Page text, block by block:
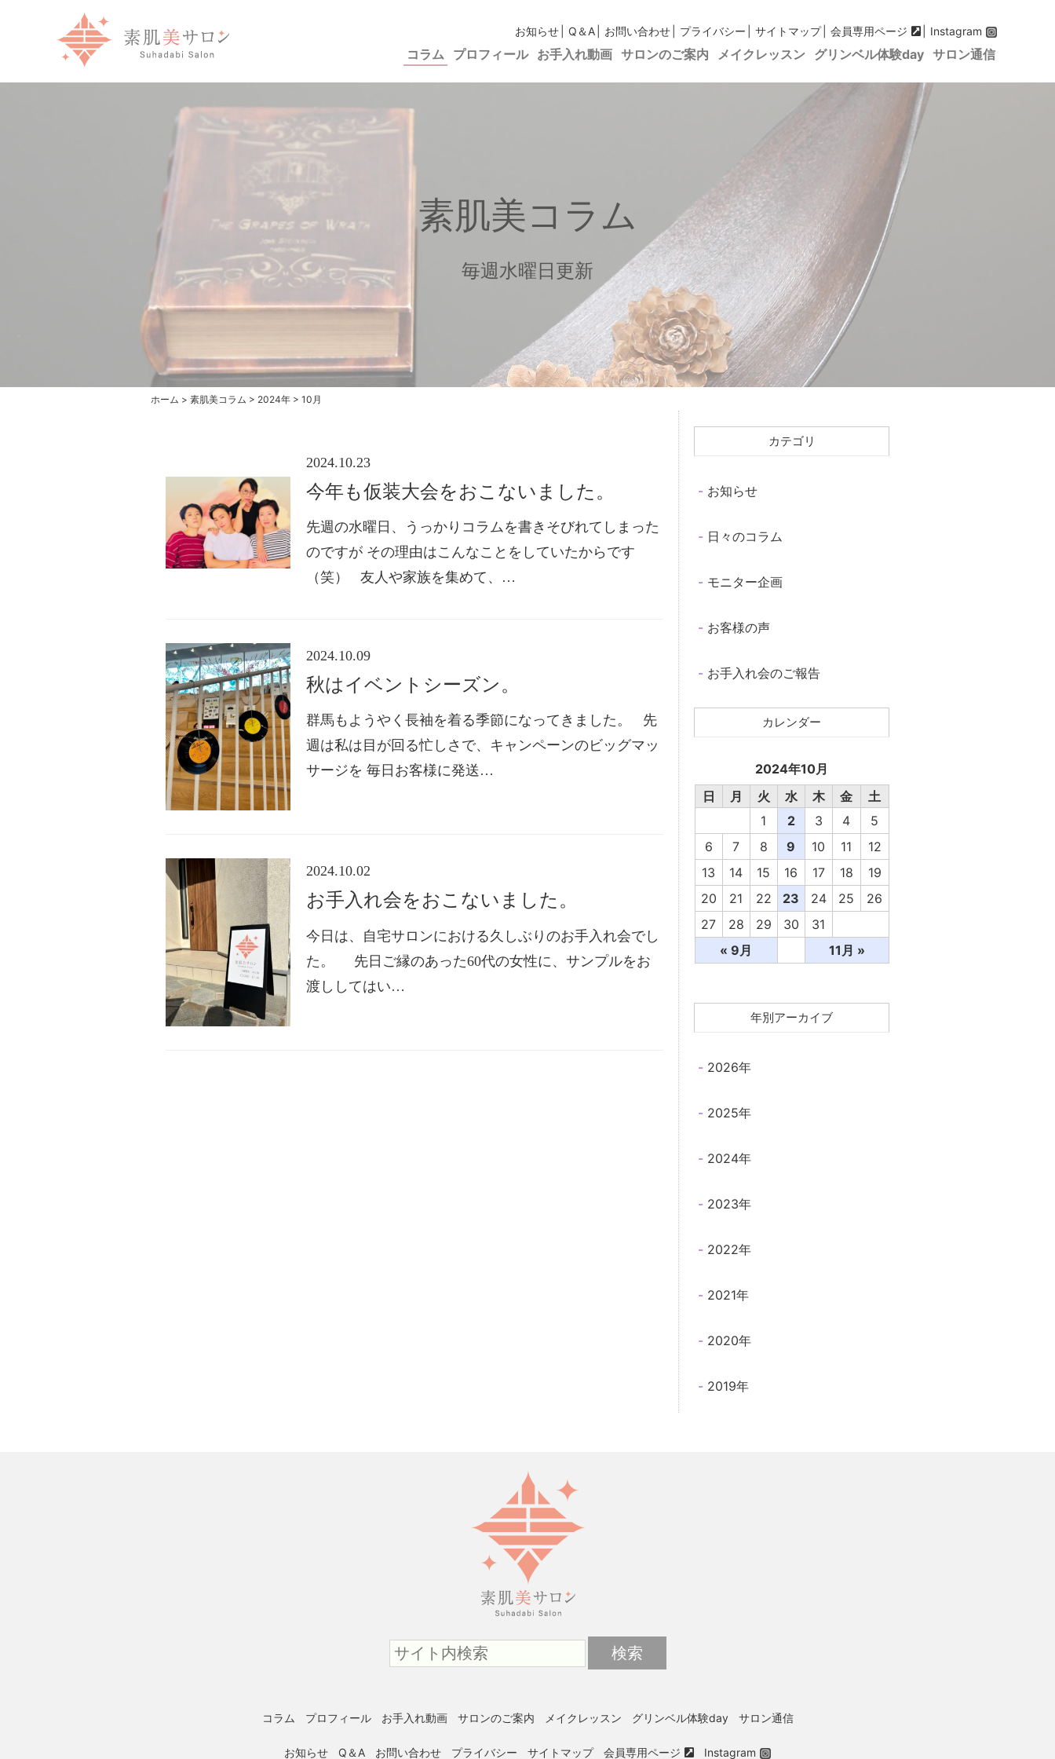
お知らせ Q＆A お問い合わせ プライバシー サイトマップ 会員専用ページ Instagram
コラム プロフィール お手入れ動画 サロンのご案内 メイクレッスン グリンベル体験day サロン通信
素肌美コラム
毎週水曜日更新
ホーム > 素肌美コラム > 2024年 > 10月
2024.10.23
今年も仮装大会をおこないました。
先週の水曜日、うっかりコラムを書きそびれてしまった
のですが その理由はこんなことをしていたからです
（笑） 友人や家族を集めて、…
2024.10.09
秋はイベントシーズン。
群馬もようやく長袖を着る季節になってきました。 先
週は私は目が回る忙しさで、キャンペーンのビッグマッ
サージを 毎日お客様に発送…
2024.10.02
お手入れ会をおこないました。
今日は、自宅サロンにおける久しぶりのお手入れ会でし
た。 先日ご縁のあった60代の女性に、サンプルをお
渡ししてはい…
カテゴリ
お知らせ
日々のコラム
モニター企画
お客様の声
お手入れ会のご報告
カレンダー
2024年10月
日
月 火 水 木 金 土
« 9月 11月 »
1 2 3 4
5
6
7 8 9 10 11
12
13
14 15 16 17 18
19
20
21 22 23 24 25
26
27
28 29 30 31
年別アーカイブ
2026年
2025年
2024年
2023年
2022年
2021年
2020年
2019年
コラム プロフィール お手入れ動画 サロンのご案内 メイクレッスン グリンベル体験day サロン通信
お知らせ Q＆A お問い合わせ プライバシー サイトマップ 会員専用ページ Instagram